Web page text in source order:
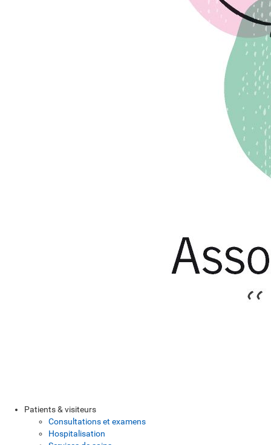
Patients & visiteurs
Consultations et examens
Hospitalisation